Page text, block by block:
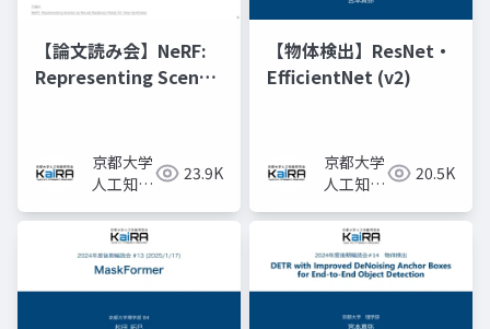
【論文読み会】NeRF:
Representing Scenes
Synthesis京都大学
人工知能
KaiRA
23.9K
【物体検出】ResNet・
EfficientNet (v2)
京都大学
人工知能
KaiRA
20.5K